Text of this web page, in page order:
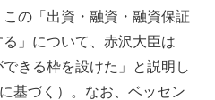
の「出資・融資・融資保証
」について、赤沢大臣は
できる枠を設けた」と説明し
基づく）。なお、ベッセン